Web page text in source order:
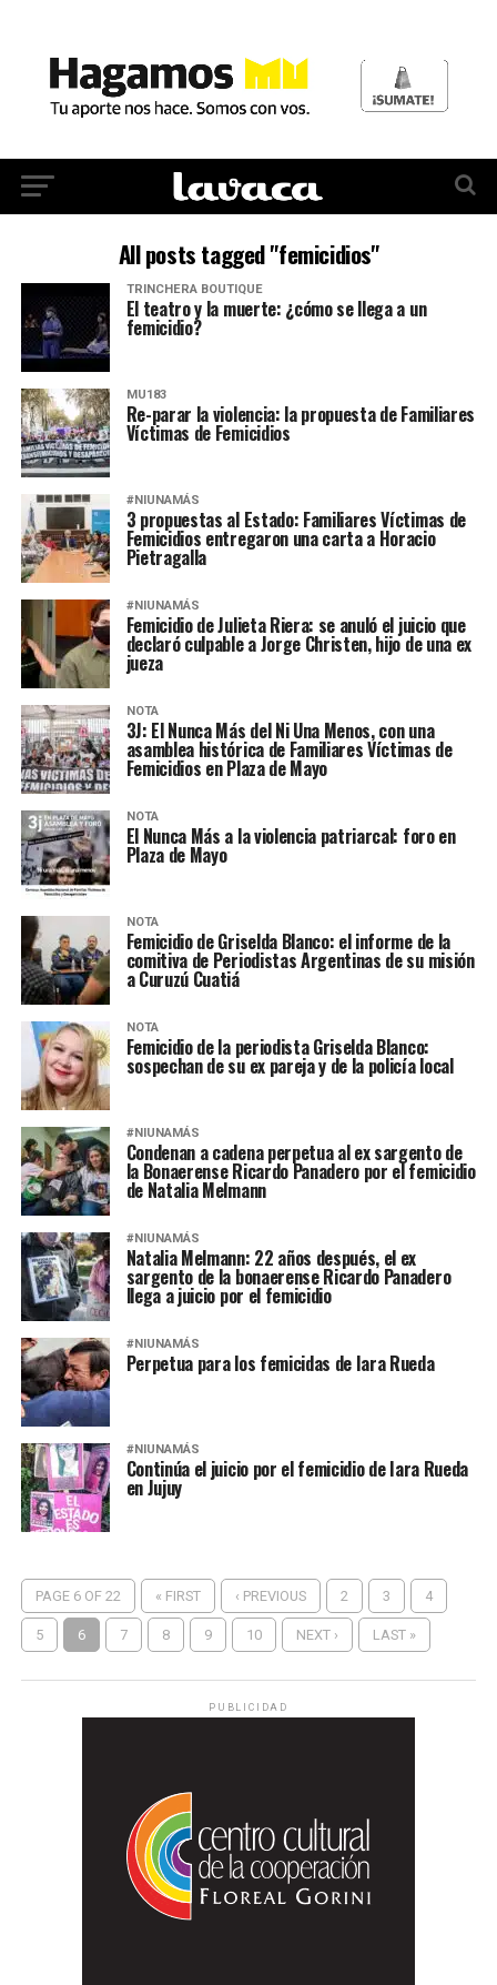
All posts tagged "femicidios"
TRINCHERA BOUTIQUE
El teatro y la muerte: ¿cómo se llega a un
femicidio?
MU183
Re-parar la violencia: la propuesta de Familiares
Víctimas de Femicidios
#NIUNAMÁS
3 propuestas al Estado: Familiares Víctimas de
Femicidios entregaron una carta a Horacio
Pietragalla
#NIUNAMÁS
Femicidio de Julieta Riera: se anuló el juicio que
declaró culpable a Jorge Christen, hijo de una ex
jueza
NOTA
3J: El Nunca Más del Ni Una Menos, con una
asamblea histórica de Familiares Víctimas de
Femicidios en Plaza de Mayo
NOTA
El Nunca Más a la violencia patriarcal: foro en
Plaza de Mayo
NOTA
Femicidio de Griselda Blanco: el informe de la
comitiva de Periodistas Argentinas de su misión
a Curuzú Cuatiá
NOTA
Femicidio de la periodista Griselda Blanco:
sospechan de su ex pareja y de la policía local
#NIUNAMÁS
Condenan a cadena perpetua al ex sargento de
la Bonaerense Ricardo Panadero por el femicidio
de Natalia Melmann
#NIUNAMÁS
Natalia Melmann: 22 años después, el ex
sargento de la bonaerense Ricardo Panadero
llega a juicio por el femicidio
#NIUNAMÁS
Perpetua para los femicidas de Iara Rueda
#NIUNAMÁS
Continúa el juicio por el femicidio de Iara Rueda
en Jujuy
PAGE 6 OF 22 « FIRST ‹ PREVIOUS 2 3 4
5 6 7 8 9 10 NEXT › LAST »
PUBLICIDAD